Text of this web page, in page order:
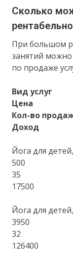
Сколько
При большом
занятий
по продаже
Вид услуг
Цена
Кол-во
Доход
Йога для
500
35
17500
Йога для
3950
32
126400